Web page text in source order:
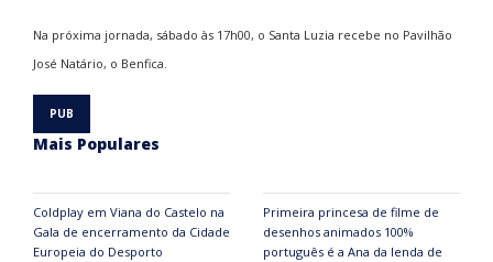
Na próxima jornada, sábado às 17h00, o Santa Luzia recebe no Pavilhão
José Natário, o Benfica.
Mais Populares
Coldplay em Viana do Castelo na
Gala de encerramento da Cidade
Europeia do Desporto
Primeira princesa de filme de
desenhos animados 100%
português é a Ana da lenda de